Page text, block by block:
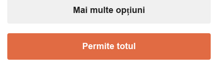
Brățări
Mai multe opțiuni
Permite totul